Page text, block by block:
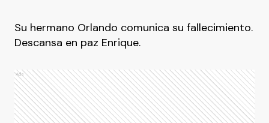
Su hermano Orlando comunica su fallecimiento.
Descansa en paz Enrique.
Ads